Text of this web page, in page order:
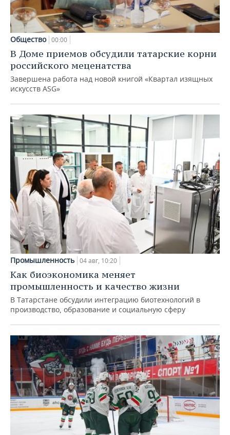
Общество 00:00
В Доме приемов обсудили татарские корни
российского меценатства
Завершена работа над новой книгой «Квартал изящных
искусств ASG»
Промышленность 04 авг, 10:20
Как биоэкономика меняет
промышленность и качество жизни
В Татарстане обсудили интеграцию биотехнологий в
производство, образование и социальную сферу